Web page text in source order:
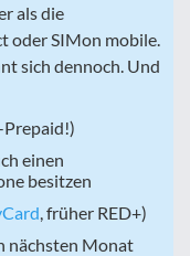
als die
oder SIMon mobile.
sich dennoch. Und
Prepaid!)
einen
besitzen
, früher RED+)
nächsten Monat